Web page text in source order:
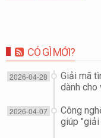
CÓ GÌ MỚI?
Giải mã
dành cho
2026-04-28
Công
giúp
2026-04-07